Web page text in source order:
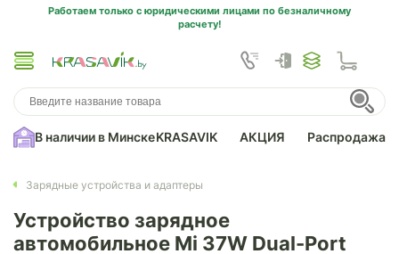
Работаем только с юридическими лицами по безналичному
расчету!
В наличии в МинскеKRASAVIK АКЦИЯ Распродажа
Зарядные устройства и адаптеры
Устройство зарядное
автомобильное Mi 37W Dual-Port